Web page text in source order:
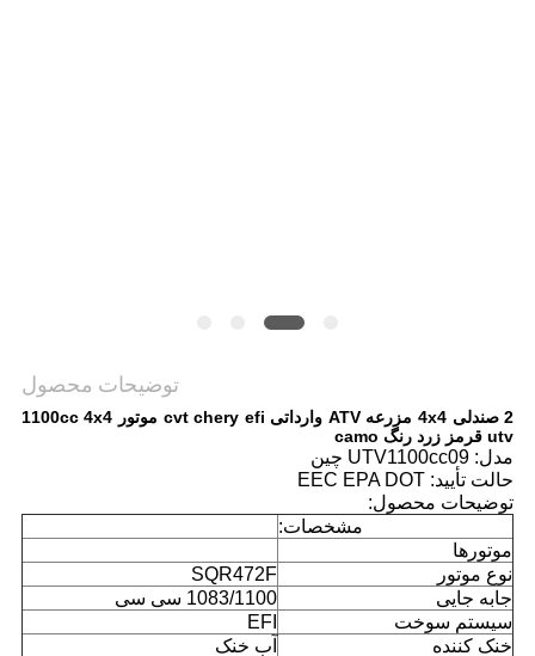
توضیحات محصول
2 صندلی 4x4 مزرعه ATV وارداتی cvt chery efi موتور 1100cc 4x4
utv قرمز زرد رنگ camo
مدل: UTV1100cc09 چین
حالت تأیید: EEC EPA DOT
توضیحات محصول:
مشخصات:
موتورها
نوع موتور
SQR472F
جابه جایی
1083/1100 سی سی
سیستم سوخت
EFI
خنک کننده
آب خنک